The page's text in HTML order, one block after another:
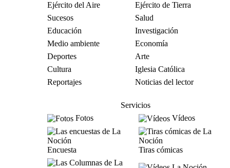
Ejército del Aire
Ejército de Tierra
Sucesos
Salud
Educación
Investigación
Medio ambiente
Economía
Deportes
Arte
Cultura
Iglesia Católica
Reportajes
Noticias del lector
Servicios
Fotos
Vídeos
Encuesta Tiras cómicas